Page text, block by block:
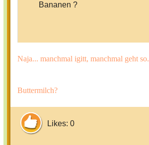
Bananen ?
Naja... manchmal igitt, manchmal geht so.
Buttermilch?
Likes: 0